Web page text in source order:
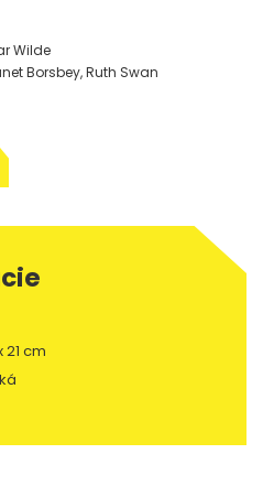
Wilde
Borsbey, Ruth Swan
21 cm